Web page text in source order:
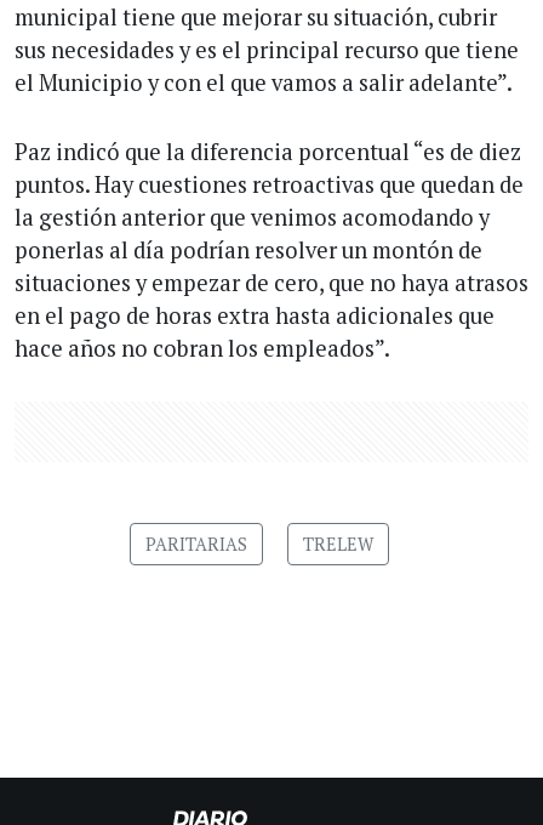
municipal tiene que mejorar su situación, cubrir
sus necesidades y es el principal recurso que tiene
el Municipio y con el que vamos a salir adelante”.
Paz indicó que la diferencia porcentual “es de diez
puntos. Hay cuestiones retroactivas que quedan de
la gestión anterior que venimos acomodando y
ponerlas al día podrían resolver un montón de
situaciones y empezar de cero, que no haya atrasos
en el pago de horas extra hasta adicionales que
hace años no cobran los empleados”.
PARITARIAS TRELEW